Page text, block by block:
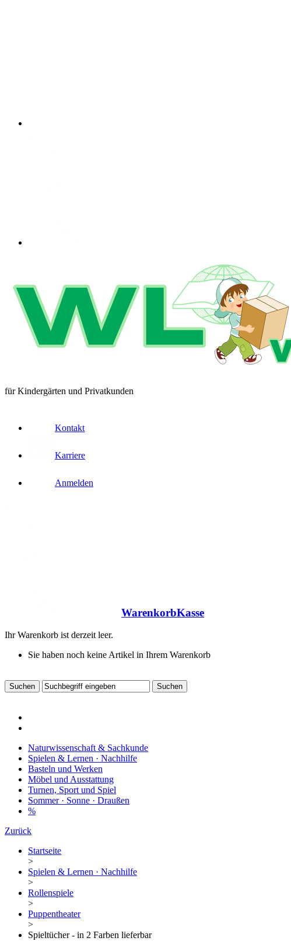
für Kindergärten und Privatkunden
Kontakt
Karriere
Anmelden
WarenkorbKasse
Ihr Warenkorb ist derzeit leer.
Sie haben noch keine Artikel in Ihrem Warenkorb
Naturwissenschaft & Sachkunde
Spielen & Lernen · Nachhilfe
Basteln und Werken
Möbel und Ausstattung
Turnen, Sport und Spiel
Sommer · Sonne · Draußen
%
Zurück
Startseite
>
Spielen & Lernen · Nachhilfe
>
Rollenspiele
>
Puppentheater
>
Spieltücher - in 2 Farben lieferbar